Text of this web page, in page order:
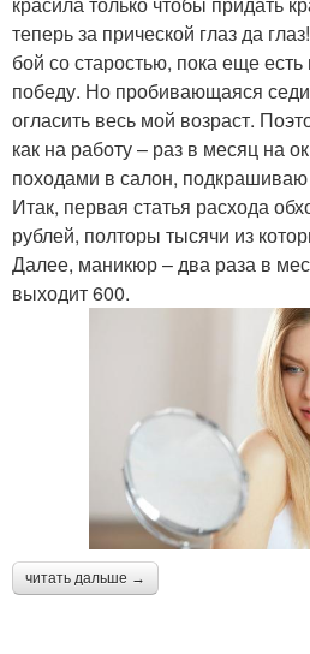
теперь за прической глаз да
бой со старостью, пока еще
победу. Но пробивающаяся
огласить весь мой возраст.
как на работу – раз в месяц на
походами в салон,
Итак, первая статья расхода
рублей, полторы тысячи из
Далее, маникюр – два раза в
выходит 600.
читать дальше →